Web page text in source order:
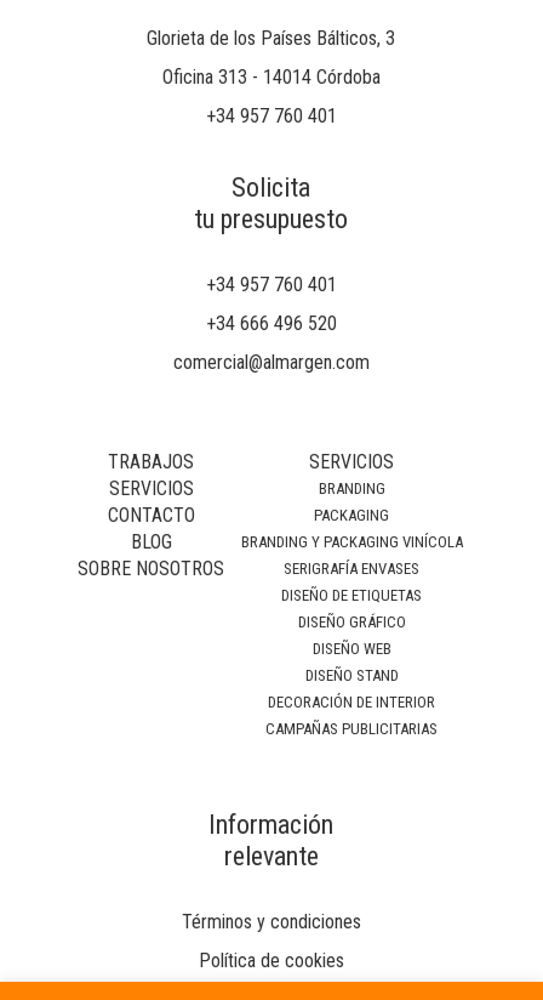
Glorieta de los Países Bálticos, 3
Oficina 313 - 14014 Córdoba
+34 957 760 401
Solicita
tu presupuesto
+34 957 760 401
+34 666 496 520
comercial@almargen.com
TRABAJOS
SERVICIOS
CONTACTO
BLOG
SOBRE NOSOTROS
SERVICIOS
BRANDING
PACKAGING
BRANDING Y PACKAGING VINÍCOLA
SERIGRAFÍA ENVASES
DISEÑO DE ETIQUETAS
DISEÑO GRÁFICO
DISEÑO WEB
DISEÑO STAND
DECORACIÓN DE INTERIOR
CAMPAÑAS PUBLICITARIAS
Información
relevante
Términos y condiciones
Política de cookies